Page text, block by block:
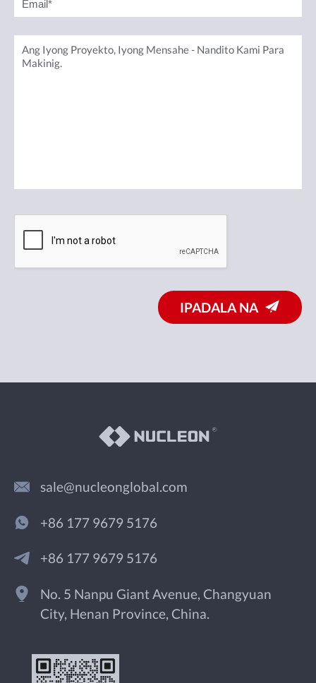
IPADALA NA
sale@nucleonglobal.com
+86 177 9679 5176
+86 177 9679 5176
No. 5 Nanpu Giant Avenue, Changyuan
City, Henan Province, China.